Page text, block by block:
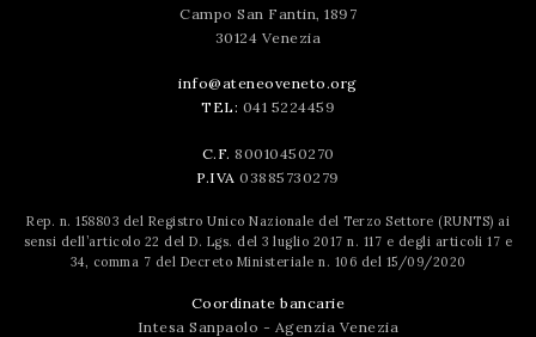
Campo San Fantin, 1897
30124 Venezia
info@ateneoveneto.org
TEL: 041 5224459
C.F. 80010450270
P.IVA 03885730279
Rep. n. 158803 del Registro Unico Nazionale del Terzo Settore (RUNTS) ai
sensi dell’articolo 22 del D. Lgs. del 3 luglio 2017 n. 117 e degli articoli 17 e
34, comma 7 del Decreto Ministeriale n. 106 del 15/09/2020
Coordinate bancarie
Intesa Sanpaolo - Agenzia Venezia